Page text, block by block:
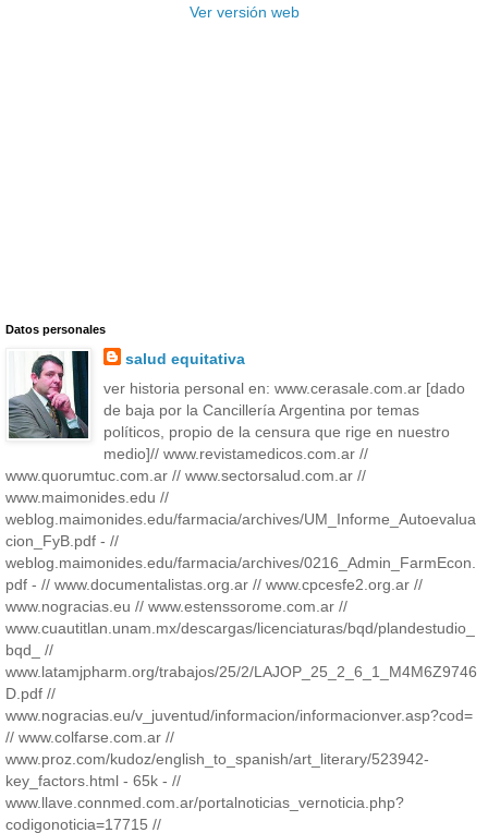
Ver versión web
Datos personales
salud equitativa
ver historia personal en: www.cerasale.com.ar [dado
de baja por la Cancillería Argentina por temas
políticos, propio de la censura que rige en nuestro
medio]// www.revistamedicos.com.ar //
www.quorumtuc.com.ar // www.sectorsalud.com.ar //
www.maimonides.edu //
weblog.maimonides.edu/farmacia/archives/UM_Informe_Autoevalua
cion_FyB.pdf - //
weblog.maimonides.edu/farmacia/archives/0216_Admin_FarmEcon.
pdf - // www.documentalistas.org.ar // www.cpcesfe2.org.ar //
www.nogracias.eu // www.estenssorome.com.ar //
www.cuautitlan.unam.mx/descargas/licenciaturas/bqd/plandestudio_
bqd_ //
www.latamjpharm.org/trabajos/25/2/LAJOP_25_2_6_1_M4M6Z9746
D.pdf //
www.nogracias.eu/v_juventud/informacion/informacionver.asp?cod=
// www.colfarse.com.ar //
www.proz.com/kudoz/english_to_spanish/art_literary/523942-
key_factors.html - 65k - //
www.llave.connmed.com.ar/portalnoticias_vernoticia.php?
codigonoticia=17715 //